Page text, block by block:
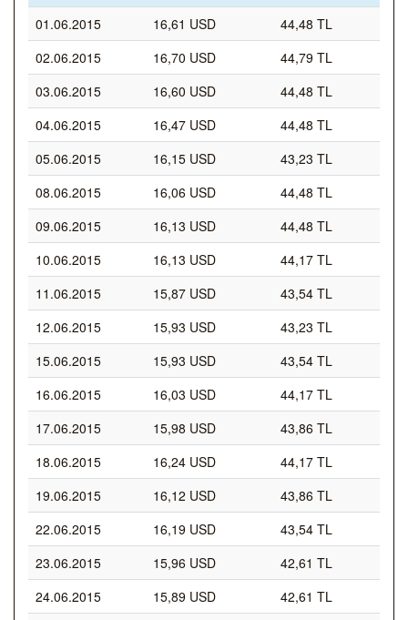
01.06.2015 16,61 USD
44,48 TL
02.06.2015
16,70 USD
44,79 TL
03.06.2015
16,60 USD
44,48 TL
04.06.2015
16,47 USD
44,48 TL
05.06.2015
16,15 USD
43,23 TL
08.06.2015
16,06 USD
44,48 TL
09.06.2015
16,13 USD
44,48 TL
10.06.2015
16,13 USD
44,17 TL
11.06.2015
15,87 USD
43,54 TL
12.06.2015
15,93 USD
43,23 TL
15.06.2015
15,93 USD
43,54 TL
16.06.2015
16,03 USD
44,17 TL
17.06.2015
15,98 USD
43,86 TL
18.06.2015
16,24 USD
44,17 TL
19.06.2015
16,12 USD
43,86 TL
22.06.2015
16,19 USD
43,54 TL
23.06.2015
15,96 USD
42,61 TL
24.06.2015
15,89 USD
42,61 TL